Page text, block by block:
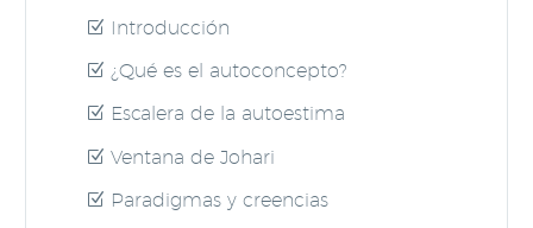
Introducción
¿Qué es el autoconcepto?
Escalera de la autoestima
Ventana de Johari
Paradigmas y creencias